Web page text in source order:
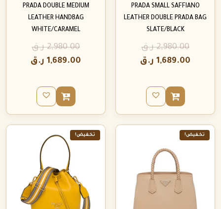
PRADA SMALL SAFFIANO
LEATHER DOUBLE PRADA BAG
SLATE/BLACK
2,980.00 ر.ق
1,689.00 ر.ق
PRADA DOUBLE MEDIUM
LEATHER HANDBAG
WHITE/CARAMEL
2,980.00 ر.ق
1,689.00 ر.ق
تخفيض! تخفيض!